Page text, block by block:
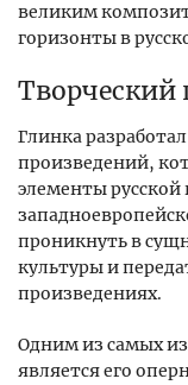
великим
горизонты в
Творческий
Глинка
произведений,
элементы
проникнуть в
культуры и
произведениях.
Одним из самых
является его